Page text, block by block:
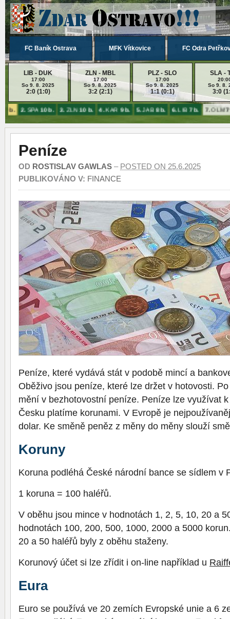
FC Baník Ostrava MFK Vítkovice FC Odra
LIB - DUK
17:00
So 9. 8. 2025
2:0 (1:0)
ZLN - MBL
17:00
So 9. 8. 2025
3:2 (2:1)
PLZ - SLO
17:00
So 9. 8. 2025
1:1 (0:1)
SLA -
So 9. 8.
3:0
b. 2.SPA10 b. 3.ZLN10 b. 4.KAR9 b. 5.JAB8 b. 6.LIB7 b. 7.OLM7
Peníze
OD ROSTISLAV GAWLAS – POSTED ON 25.6.2025
PUBLIKOVÁNO V: FINANCE
Peníze, které vydává stát v podobě mincí a
Oběživo jsou peníze, které lze držet v hotovosti.
mění v bezhotovostní peníze. Peníze lze využívat
Česku platíme korunami. V Evropě je
dolar. Ke směně peněz z měny do měny slouží
Koruny
Koruna podléhá České národní bance se sídlem v
1 koruna = 100 haléřů.
V oběhu jsou mince v hodnotách 1, 2, 5, 10, 20 a
hodnotách 100, 200, 500, 1000, 2000 a 5000
20 a 50 haléřů byly z oběhu staženy.
Korunový účet si lze zřídit i on-line například u
Eura
Euro se používá ve 20 zemích Evropské unie a 6